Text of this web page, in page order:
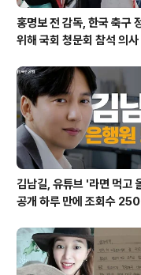
홍명보 전 감독, 한국 축구
위해 국회 청문회 참석 의사
김남길, 유튜브 '라면 먹고
공개 하루 만에 조회수 250